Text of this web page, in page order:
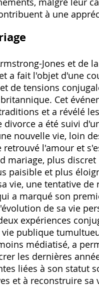
à une
Jones et de
a fait l'objet d'une
de tensions
Cet
et a révélé
a été suivi
nouvelle vie, loin
retrouvé l'amour et
mariage, plus
paisible et plus
vie, une tentative
a marqué son
de sa vie
expériences
publique
médiatisé, a
les dernières
liées à son statut
et à reconstruire